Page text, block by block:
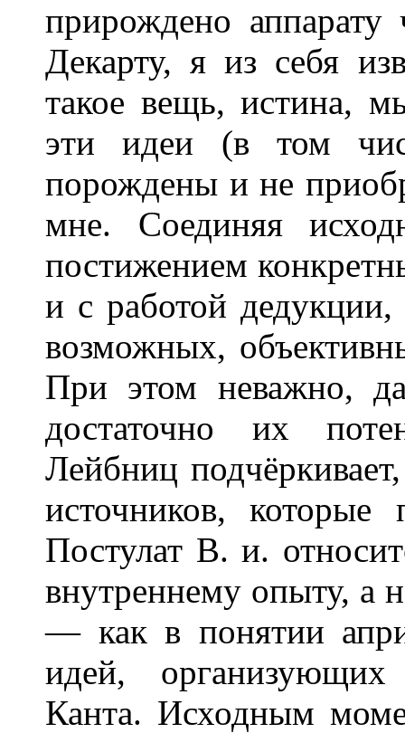
прирождено аппарату
Декарту, я из себя
такое вещь, истина,
эти идеи (в том
порождены и не
мне. Соединяя
постижением
и с работой
возможных,
При этом неважно,
достаточно их
Лейбниц
источников, которые
Постулат В. и.
внутреннему опыту, а
— как в понятии
идей,
Канта. Исходным